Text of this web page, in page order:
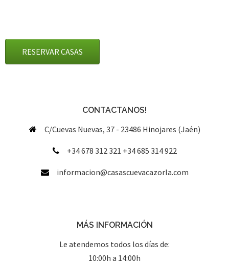
RESERVAR CASAS
CONTACTANOS!
C/Cuevas Nuevas, 37 - 23486 Hinojares (Jaén)
+34 678 312 321 +34 685 314 922
informacion@casascuevacazorla.com
MÁS INFORMACIÓN
Le atendemos todos los días de:
10:00h a 14:00h